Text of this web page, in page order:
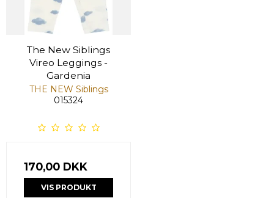
The New Siblings
Vireo Leggings -
Gardenia
THE NEW Siblings
015324
170,00 DKK
VIS PRODUKT